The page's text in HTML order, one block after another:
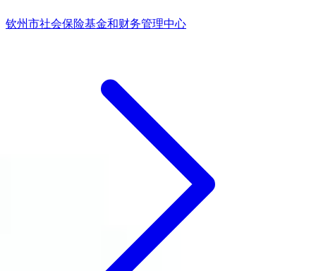
钦州市社会保险基金和财务管理中心